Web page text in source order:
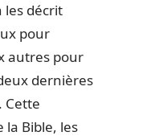
les décrit
pour
autres pour
dernières
Cette
Bible, les